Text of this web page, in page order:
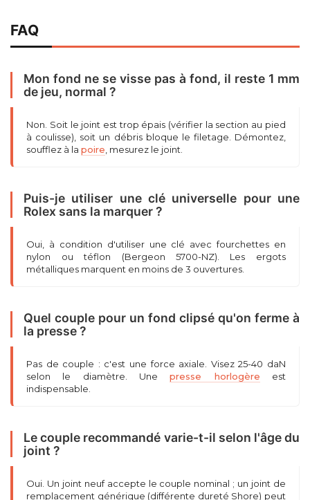
FAQ
Mon fond ne se visse pas à fond, il reste 1 mm
de jeu, normal ?
Non. Soit le joint est trop épais (vérifier la section au pied
à coulisse), soit un débris bloque le filetage. Démontez,
soufflez à lapoire, mesurez le joint.
Puis-je utiliser une clé universelle pour une
Rolex sans la marquer ?
Oui, à condition d'utiliser une clé avec fourchettes en
nylon ou téflon (Bergeon 5700-NZ). Les ergots
métalliques marquent en moins de 3 ouvertures.
Quel couple pour un fond clipsé qu'on ferme à
la presse ?
Pas de couple : c'est une force axiale. Visez 25-40 daN
selon le diamètre. Unepresse horlogère est
indispensable.
Le couple recommandé varie-t-il selon l'âge du
joint ?
Oui. Un joint neuf accepte le couple nominal ; un joint de
remplacement générique (différente dureté Shore) peut